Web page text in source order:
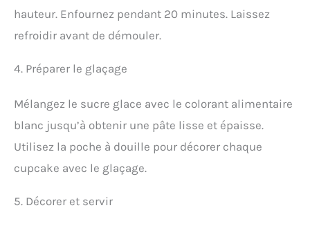
hauteur. Enfournez pendant 20 minutes. Laissez
refroidir avant de démouler.
4. Préparer le glaçage
Mélangez le sucre glace avec le colorant alimentaire
blanc jusqu’à obtenir une pâte lisse et épaisse.
Utilisez la poche à douille pour décorer chaque
cupcake avec le glaçage.
5. Décorer et servir